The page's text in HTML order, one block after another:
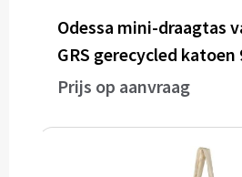
Odessa mini-draagtas
GRS gerecycled katoen
Prijs op aanvraag